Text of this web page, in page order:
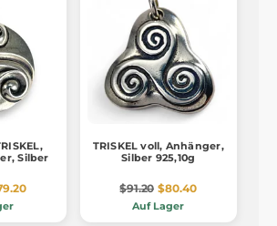
Silber
TRISKEL voll, Anhänger,
Silber 925,10g
$91.20 $80.40
Auf Lager